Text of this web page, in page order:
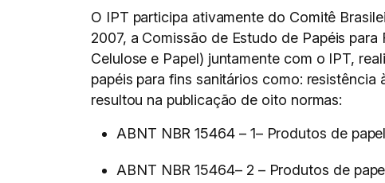
O IPT participa ativamente do Comitê
2007, a Comissão de Estudo de Papéis
Celulose e Papel) juntamente com o IPT,
papéis para fins sanitários como:
resultou na publicação de oito normas:
ABNT NBR 15464 – 1– Produtos de
ABNT NBR 15464– 2 – Produtos de